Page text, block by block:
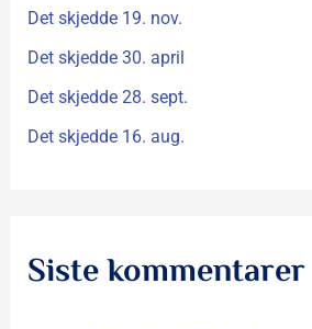
r
:
Det skjedde 19. nov.
Det skjedde 30. april
Det skjedde 28. sept.
Det skjedde 16. aug.
Siste kommentarer